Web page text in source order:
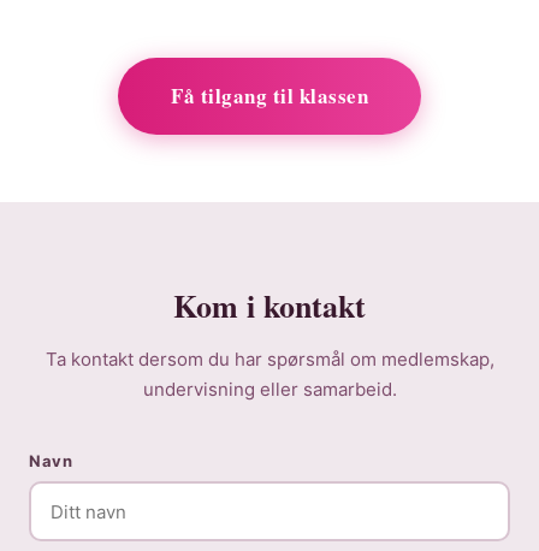
Få tilgang til klassen
Kom i kontakt
Ta kontakt dersom du har spørsmål om medlemskap,
undervisning eller samarbeid.
Navn